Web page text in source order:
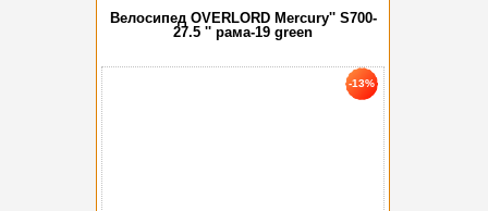
Велосипед OVERLORD Mercury'' S700-
27.5 '' рама-19 green
-13%